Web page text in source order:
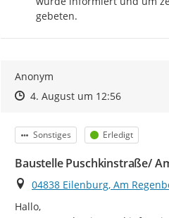
gebeten.
Anonym
Zeitpunkt des Erstellens
Zeitpunkt des Erstellens
4. August um 12:56Zur
Kategorie
Sonstiges Status
Erledigt
Baustelle Puschkinstraße/
Ort
04838 Eilenburg, Am
Hallo,